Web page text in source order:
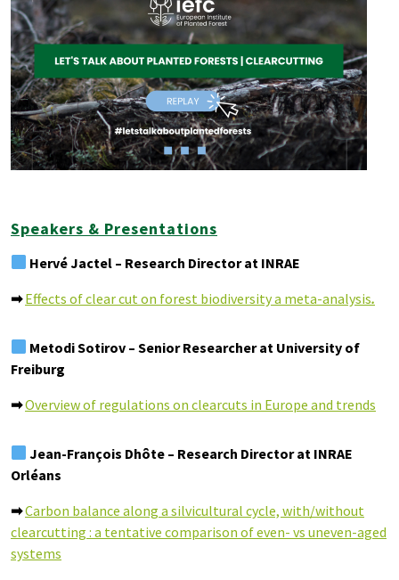
Speakers & Presentations
Hervé Jactel – Research Director at INRAE
➡Effects of clear cut on forest biodiversity a meta-analysis.
Metodi Sotirov – Senior Researcher at University of
Freiburg
➡Overview of regulations on clearcuts in Europe and trends
Jean-François Dhôte – Research Director at INRAE
Orléans
➡Carbon balance along a silvicultural cycle, with/without
clearcutting : a tentative comparison of even- vs uneven-aged
systems